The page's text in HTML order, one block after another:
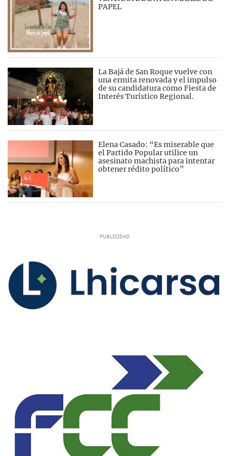
PAPEL
La Bajá de San Roque vuelve con
una ermita renovada y el impulso
de su candidatura como Fiesta de
Interés Turístico Regional.
Elena Casado: “Es miserable que
el Partido Popular utilice un
asesinato machista para intentar
obtener rédito político”